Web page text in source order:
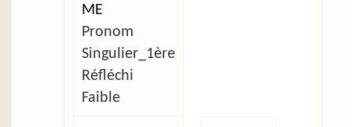
ME
Pronom
Singulier_1ère
Réfléchi
Faible